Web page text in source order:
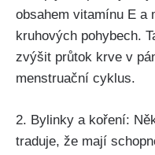
obsahem vitamínu E a
kruhových pohybech.
zvýšit průtok krve v
menstruační cyklus.
2.​ Bylinky a koření:
traduje, že mají​